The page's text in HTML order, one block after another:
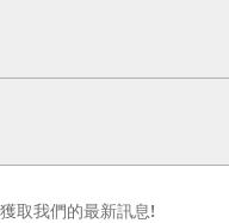
取我們的最新訊息!